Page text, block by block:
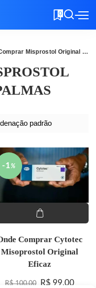
0
Misprostol Original Palmas”
-1 %
Comprar Cytotec
Misoprostol Original
Eficaz
R$100,00 O preço
R$ 99,00O